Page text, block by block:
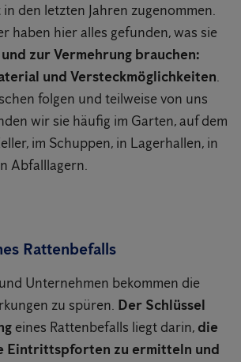
den letzten Jahren zugenommen.
haben hier alles gefunden, was sie
zur Vermehrung brauchen:
und Versteckmöglichkeiten.
folgen und teilweise von uns
wir sie häufig im Garten, auf dem
im Schuppen, in Lagerhallen, in
Abfalllagern.
Rattenbefalls
Unternehmen bekommen die
zu spüren. Der Schlüssel
eines Rattenbefalls liegt darin, die
Eintrittspforten zu ermitteln und